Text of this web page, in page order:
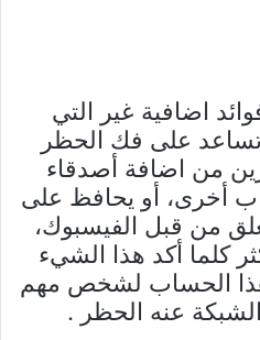
اضافية غير التي
تساعد على فك الحظر
من اضافة أصدقاء
أخرى، أو يحافظ على
من قبل الفيسبوك،
كلما أكد هذا الشيء
هذا الحساب لشخص مهم
عنه الحظر .